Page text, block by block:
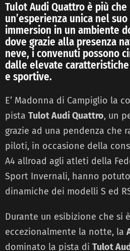
Tulot Audi Quattro è più che
un’esperienza unica nel
immersion in un ambiente
dove grazie alla presenza
neve, i convenuti possono
dalle elevate
e sportive.
E’ Madonna di Campiglio la
pista Tulot Audi Quattro, un
grazie ad una pendenza che
piloti, in occasione della
A4 allroad agli atleti della
Sport Invernali, hanno
dinamiche dei modelli S ed
Durante un esibizione che si
eccezionalmente la notte, la
dominato la pista di Tulot